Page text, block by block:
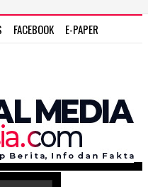
FACEBOOK
E-PAPER